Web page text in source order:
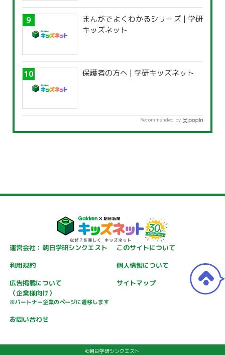
まんがでよくわかるシリーズ | 学研
キッズネット
保護者の方へ | 学研キッズネット
Recommended by
運営会社：朝日学研シンクエスト
このサイトについて
利用規約
個人情報について
広告掲載について
（企業様向け）
※パートナー企業のページに遷移します
サイトマップ
お問い合わせ
©朝日学研シンクエスト